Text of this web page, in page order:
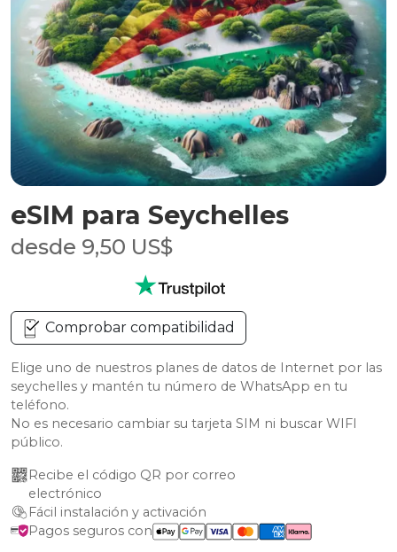
eSIM para Seychelles
desde 9,50 US$
Comprobar compatibilidad
Elige uno de nuestros planes de datos de Internet por las
seychelles y mantén tu número de WhatsApp en tu
teléfono.
No es necesario cambiar su tarjeta SIM ni buscar WIFI
público.
Recibe el código QR por correo
electrónico
Fácil instalación y activación
Pagos seguros con